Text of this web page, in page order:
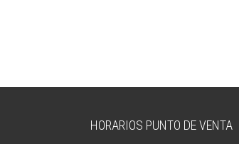
HORARIOS PUNTO DE VENTA